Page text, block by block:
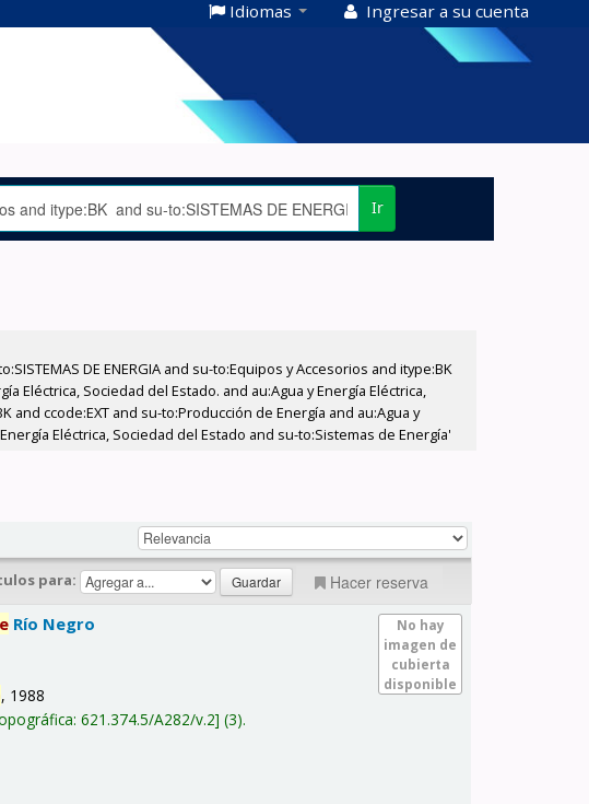
Idiomas Ingresar a su cuenta
Ir
DE ENERGIA and su-to:Equipos y Accesorios and itype:BK
Eléctrica, Sociedad del Estado. and au:Agua y Energía Eléctrica,
and ccode:EXT and su-to:Producción de Energía and au:Agua y
Eléctrica, Sociedad del Estado and su-to:Sistemas de Energía'
para: Hacer reserva
No hay
imagen de
cubierta
disponible
Río Negro
, 1988
621.374.5/A282/v.2 (3).